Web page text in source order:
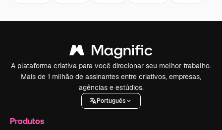
A plataforma criativa para você direcionar seu melhor trabalho.
Mais de 1 milhão de assinantes entre criativos, empresas,
agências e estúdios.
Português
Produtos